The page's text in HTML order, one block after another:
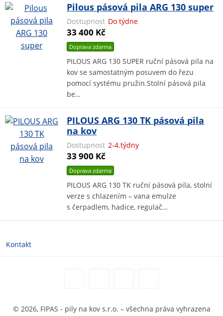
Pilous pásová pila ARG 130 super
Dostupnost Do týdne
33 400 Kč
Doprava zdarma
PILOUS ARG 130 SUPER ruční pásová pila na
kov se samostatným posuvem do řezu
pomocí systému pružin.Stolní pásová pila
be…
PILOUS ARG 130 TK pásová pila
na kov
Dostupnost 2-4.týdny
33 900 Kč
Doprava zdarma
PILOUS ARG 130 TK ruční pásová pila, stolní
verze s chlazením – vana emulze
s čerpadlem, hadice, regulač…
Kontakt
© 2026, FIPAS - pily na kov s.r.o. – všechna práva vyhrazena